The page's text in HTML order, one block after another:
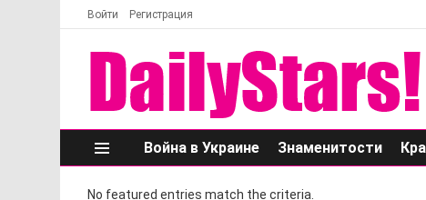
Войти Регистрация
Меню
Война в Украине Знаменитости
No featured entries match the criteria.